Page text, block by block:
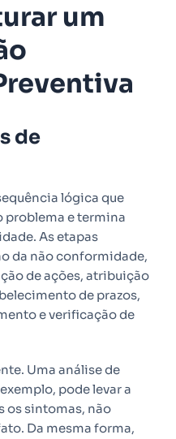
um
de
lógica que
problema e termina
As etapas
da não conformidade,
de ações, atribuição
de prazos,
e verificação de
Uma análise de
pode levar a
os sintomas, não
Da mesma forma,